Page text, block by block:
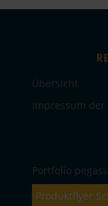
Übersicht
Impressum der
Portfolio
Produktflyer